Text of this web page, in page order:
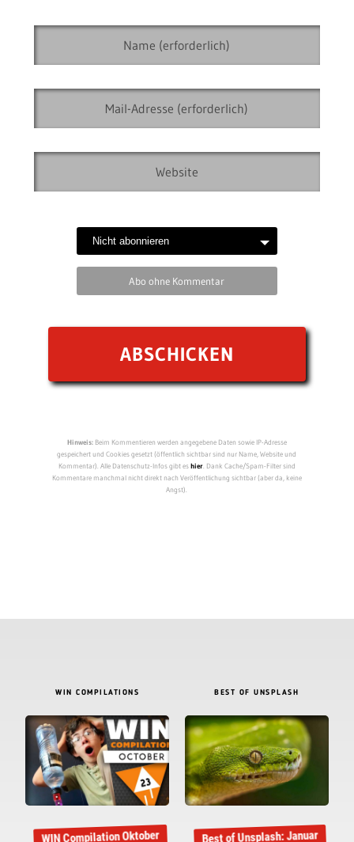
Abo ohne Kommentar
Hinweis:Beim Kommentieren werden angegebene Daten sowie IP-Adresse
gespeichert und Cookies gesetzt (öffentlich sichtbar sind nur Name, Website und
Kommentar). Alle Datenschutz-Infos gibt eshier. Dank Cache/Spam-Filter sind
Kommentare manchmal nicht direkt nach Veröffentlichung sichtbar (aber da, keine
Angst).
WIN COMPILATIONS
WIN Compilation Oktober
BEST OF UNSPLASH
Best of Unsplash: Januar